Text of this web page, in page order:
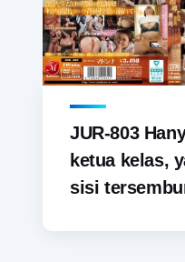
JUR-803
ketua kelas,
sisi